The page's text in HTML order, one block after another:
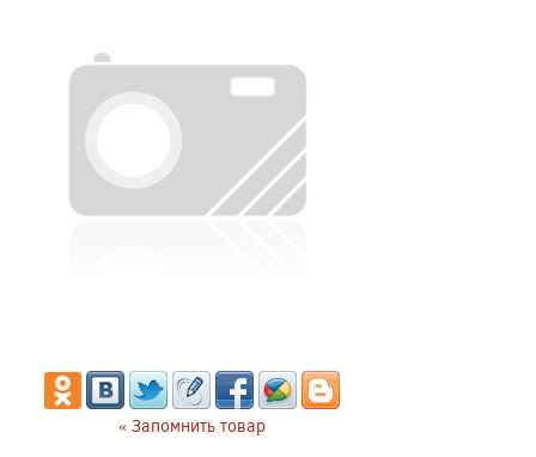
« Запомнить товар